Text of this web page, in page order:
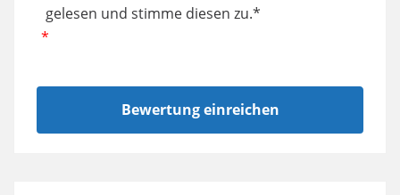
gelesen und stimme diesen zu.*